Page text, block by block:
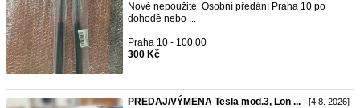
Nové nepoužité. Osobní předání Praha 10 po
dohodě nebo ...
Praha 10 - 100 00
300 Kč
PREDAJ/VÝMENA Tesla mod.3, Lon ... - [4.8. 2026]